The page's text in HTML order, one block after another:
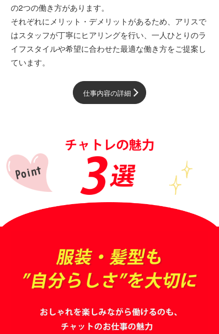
の2つの働き方があります。
それぞれにメリット・デメリットがあるため、アリスで
はスタッフが丁寧にヒアリングを行い、一人ひとりのラ
イフスタイルや希望に合わせた最適な働き方をご提案し
ています。
仕事内容の詳細